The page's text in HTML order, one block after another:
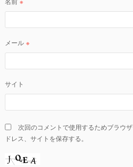
メール ※
サイト
次回のコメントで使用するためブラウ
ドレス、サイトを保存する。